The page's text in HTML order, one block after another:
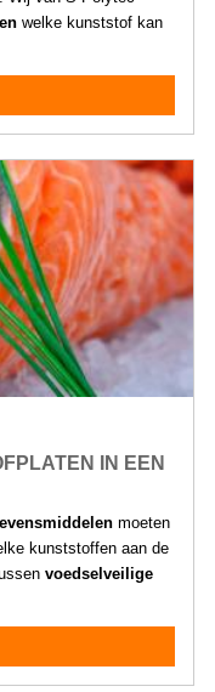
welke kunststof kan
IN EEN
moeten
kunststoffen aan de
voedselveilige